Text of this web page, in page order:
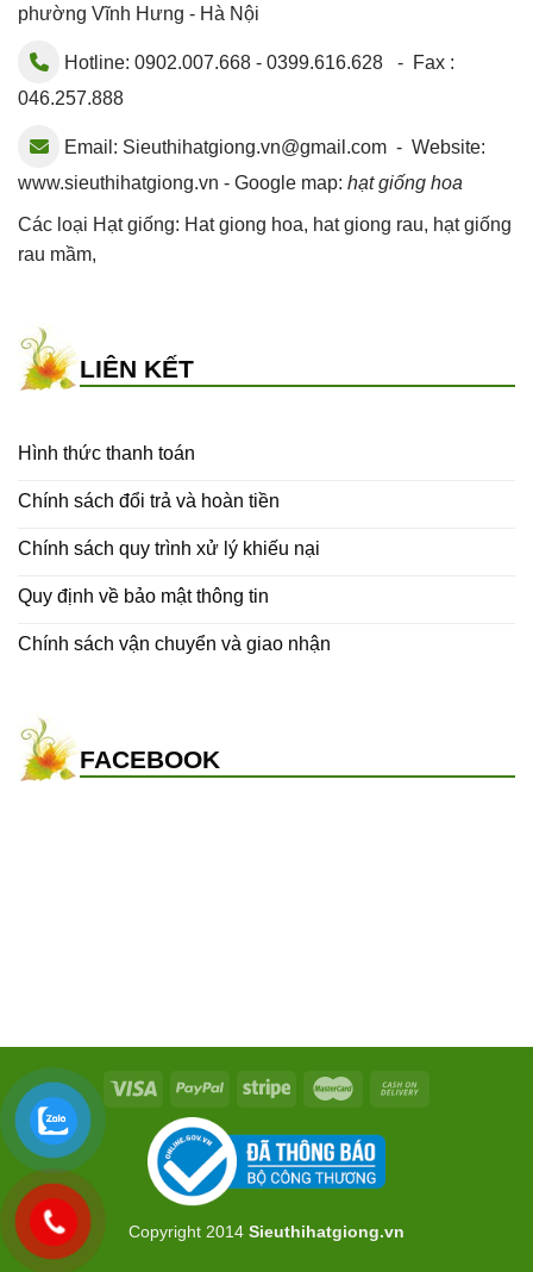
phường Vĩnh Hưng - Hà Nội
Hotline: 0902.007.668 - 0399.616.628 - Fax :
046.257.888
Email: Sieuthihatgiong.vn@gmail.com - Website:
www.sieuthihatgiong.vn - Google map: hạt giống hoa
Các loại Hạt giống: Hat giong hoa, hat giong rau, hạt giống
rau mầm,
LIÊN KẾT
Hình thức thanh toán
Chính sách đổi trả và hoàn tiền
Chính sách quy trình xử lý khiếu nại
Quy định về bảo mật thông tin
Chính sách vận chuyển và giao nhận
FACEBOOK
Copyright 2014 Sieuthihatgiong.vn